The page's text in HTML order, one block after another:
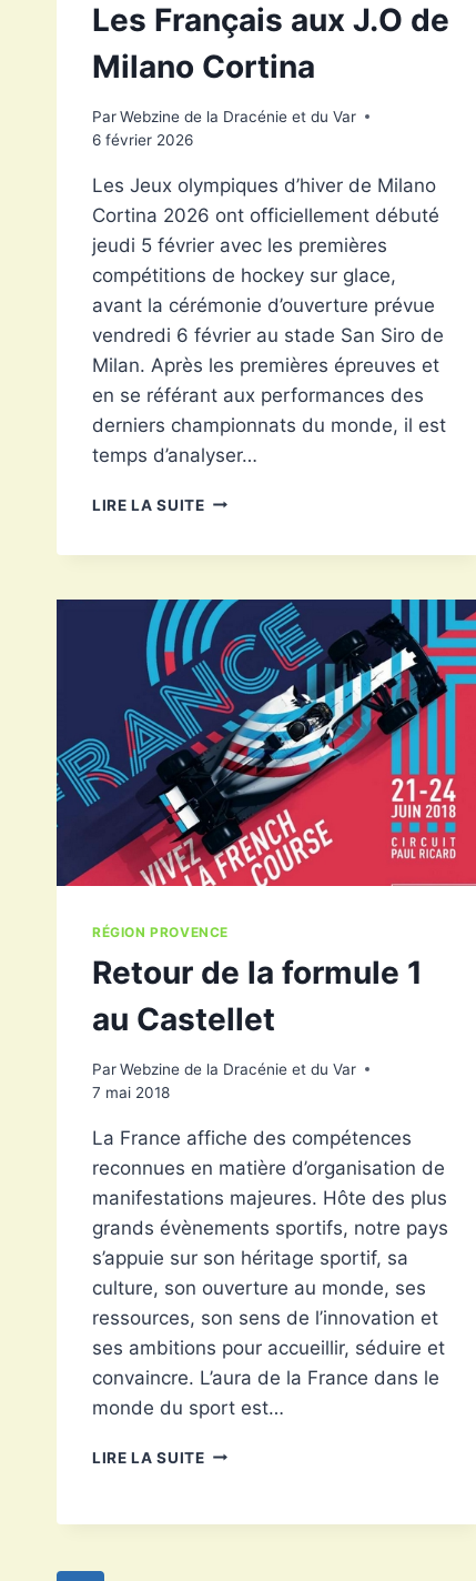
Les Français aux J.O de
Milano Cortina
ParWebzine de la Dracénie et du Var
6 février 2026
Les Jeux olympiques d’hiver de Milano
Cortina 2026 ont officiellement débuté
jeudi 5 février avec les premières
compétitions de hockey sur glace,
avant la cérémonie d’ouverture prévue
vendredi 6 février au stade San Siro de
Milan. Après les premières épreuves et
en se référant aux performances des
derniers championnats du monde, il est
temps d’analyser…
LIRE LA SUITELES
MILANO
CORTINA
RÉGION PROVENCE
Retour de la formule 1
au Castellet
ParWebzine de la Dracénie et du Var
7 mai 2018
La France affiche des compétences
reconnues en matière d’organisation de
manifestations majeures. Hôte des plus
grands évènements sportifs, notre pays
s’appuie sur son héritage sportif, sa
culture, son ouverture au monde, ses
ressources, son sens de l’innovation et
ses ambitions pour accueillir, séduire et
convaincre. L’aura de la France dans le
monde du sport est…
LIRE LA SUITERETOUR
FORMULE